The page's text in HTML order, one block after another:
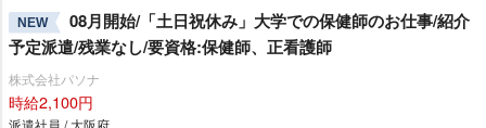
NEW
08月開始/「土日祝休み」大学での保健師のお仕事/紹介
予定派遣/残業なし/要資格:保健師、正看護師
株式会社パソナ
時給2,100円
派遣社員 / 大阪府